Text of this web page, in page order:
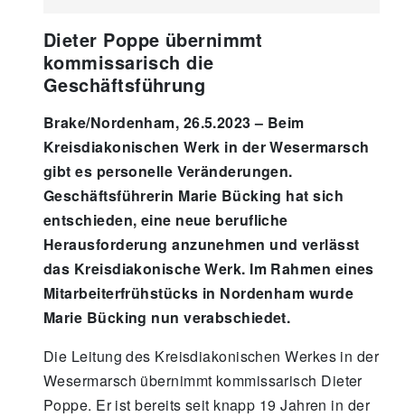
Dieter Poppe übernimmt
kommissarisch die
Geschäftsführung
Brake/Nordenham, 26.5.2023 – Beim
Kreisdiakonischen Werk in der Wesermarsch
gibt es personelle Veränderungen.
Geschäftsführerin Marie Bücking hat sich
entschieden, eine neue berufliche
Herausforderung anzunehmen und verlässt
das Kreisdiakonische Werk. Im Rahmen eines
Mitarbeiterfrühstücks in Nordenham wurde
Marie Bücking nun verabschiedet.
Die Leitung des Kreisdiakonischen Werkes in der
Wesermarsch übernimmt kommissarisch Dieter
Poppe. Er ist bereits seit knapp 19 Jahren in der